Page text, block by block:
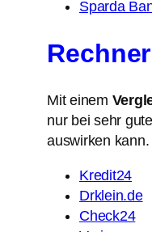
Sparda
Mit einem
nur bei sehr
auswirken
Kredit24
Drklein.de
Check24